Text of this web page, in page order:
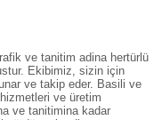
ve tanitim adina hertürlü
Ekibimiz, sizin için
ve takip eder. Basili ve
ve üretim
ve tanitimina kadar